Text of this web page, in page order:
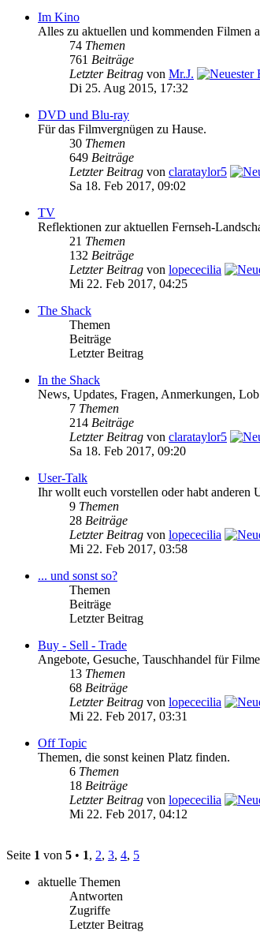
Im Kino
Alles zu aktuellen und kommenden Filmen
74 Themen
761 Beiträge
Letzter Beitrag von Mr.J.
Di 25. Aug 2015, 17:32
DVD und Blu-ray
Für das Filmvergnügen zu Hause.
30 Themen
649 Beiträge
Letzter Beitrag von clarataylor5
Sa 18. Feb 2017, 09:02
TV
Reflektionen zur aktuellen Fernseh-
21 Themen
132 Beiträge
Letzter Beitrag von lopececilia
Mi 22. Feb 2017, 04:25
The Shack
Themen
Beiträge
Letzter Beitrag
In the Shack
News, Updates, Fragen, Anmerkungen,
7 Themen
214 Beiträge
Letzter Beitrag von clarataylor5
Sa 18. Feb 2017, 09:20
User-Talk
Ihr wollt euch vorstellen oder habt anderen
9 Themen
28 Beiträge
Letzter Beitrag von lopececilia
Mi 22. Feb 2017, 03:58
... und sonst so?
Themen
Beiträge
Letzter Beitrag
Buy - Sell - Trade
Angebote, Gesuche, Tauschhandel für
13 Themen
68 Beiträge
Letzter Beitrag von lopececilia
Mi 22. Feb 2017, 03:31
Off Topic
Themen, die sonst keinen Platz finden.
6 Themen
18 Beiträge
Letzter Beitrag von lopececilia
Mi 22. Feb 2017, 04:12
Seite 1 von 5 • 1, 2, 3, 4, 5
aktuelle Themen
Antworten
Zugriffe
Letzter Beitrag